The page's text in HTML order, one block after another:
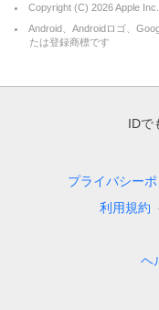
Copyright (C) 2026Apple
Android、Androidロゴ、
たは登録商標です
IDで
プライバシー
利用規約
ヘ